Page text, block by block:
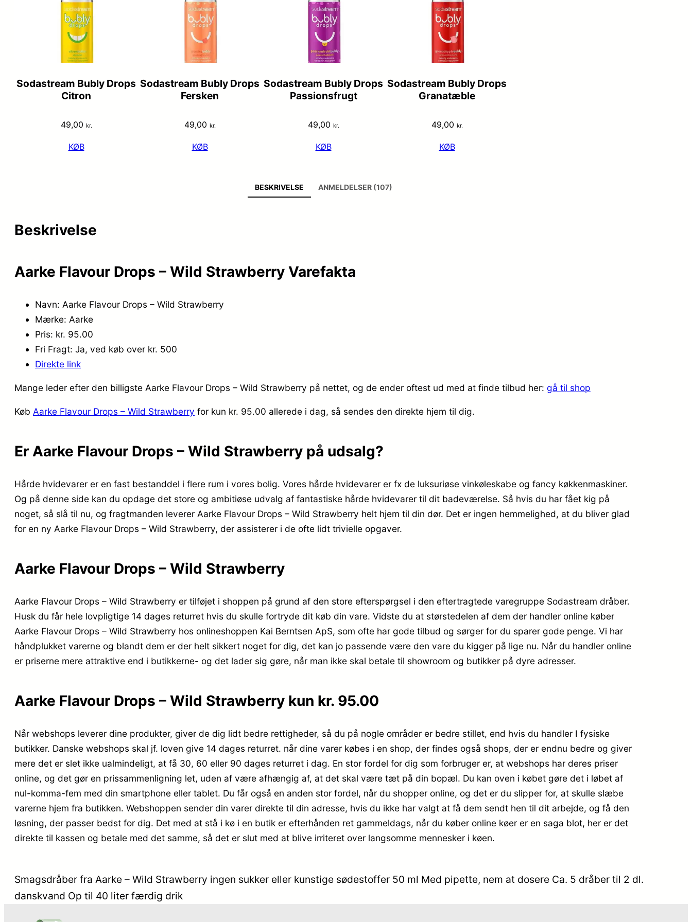
Sodastream Bubly Drops
Citron
49,00 kr.
KØB
Sodastream Bubly Drops
Fersken
49,00 kr.
KØB
Sodastream Bubly Drops
Passionsfrugt
49,00 kr.
KØB
Sodastream Bubly Drops
Granatæble
49,00 kr.
KØB
BESKRIVELSE ANMELDELSER (107)
Beskrivelse
Aarke Flavour Drops – Wild Strawberry Varefakta
Navn: Aarke Flavour Drops – Wild Strawberry
Mærke: Aarke
Pris: kr. 95.00
Fri Fragt: Ja, ved køb over kr. 500
Direkte link
Mange leder efter den billigste Aarke Flavour Drops – Wild Strawberry på nettet, og de ender oftest ud med at finde tilbud her: gå til shop
Køb Aarke Flavour Drops – Wild Strawberry for kun kr. 95.00 allerede i dag, så sendes den direkte hjem til dig.
Er Aarke Flavour Drops – Wild Strawberry på udsalg?
Hårde hvidevarer er en fast bestanddel i flere rum i vores bolig. Vores hårde hvidevarer er fx de luksuriøse vinkøleskabe og fancy køkkenmaskiner.
Og på denne side kan du opdage det store og ambitiøse udvalg af fantastiske hårde hvidevarer til dit badeværelse. Så hvis du har fået kig på
noget, så slå til nu, og fragtmanden leverer Aarke Flavour Drops – Wild Strawberry helt hjem til din dør. Det er ingen hemmelighed, at du bliver glad
for en ny Aarke Flavour Drops – Wild Strawberry, der assisterer i de ofte lidt trivielle opgaver.
Aarke Flavour Drops – Wild Strawberry
Aarke Flavour Drops – Wild Strawberry er tilføjet i shoppen på grund af den store efterspørgsel i den eftertragtede varegruppe Sodastream dråber.
Husk du får hele lovpligtige 14 dages returret hvis du skulle fortryde dit køb din vare. Vidste du at størstedelen af dem der handler online køber
Aarke Flavour Drops – Wild Strawberry hos onlineshoppen Kai Berntsen ApS, som ofte har gode tilbud og sørger for du sparer gode penge. Vi har
håndplukket varerne og blandt dem er der helt sikkert noget for dig, det kan jo passende være den vare du kigger på lige nu. Når du handler online
er priserne mere attraktive end i butikkerne- og det lader sig gøre, når man ikke skal betale til showroom og butikker på dyre adresser.
Aarke Flavour Drops – Wild Strawberry kun kr. 95.00
Når webshops leverer dine produkter, giver de dig lidt bedre rettigheder, så du på nogle områder er bedre stillet, end hvis du handler I fysiske
butikker. Danske webshops skal jf. loven give 14 dages returret. når dine varer købes i en shop, der findes også shops, der er endnu bedre og giver
mere det er slet ikke ualmindeligt, at få 30, 60 eller 90 dages returret i dag. En stor fordel for dig som forbruger er, at webshops har deres priser
online, og det gør en prissammenligning let, uden af være afhængig af, at det skal være tæt på din bopæl. Du kan oven i købet gøre det i løbet af
nul-komma-fem med din smartphone eller tablet. Du får også en anden stor fordel, når du shopper online, og det er du slipper for, at skulle slæbe
varerne hjem fra butikken. Webshoppen sender din varer direkte til din adresse, hvis du ikke har valgt at få dem sendt hen til dit arbejde, og få den
løsning, der passer bedst for dig. Det med at stå i kø i en butik er efterhånden ret gammeldags, når du køber online køer er en saga blot, her er det
direkte til kassen og betale med det samme, så det er slut med at blive irriteret over langsomme mennesker i køen.
Smagsdråber fra Aarke – Wild Strawberry ingen sukker eller kunstige sødestoffer 50 ml Med pipette, nem at dosere Ca. 5 dråber til 2 dl.
danskvand Op til 40 liter færdig drik